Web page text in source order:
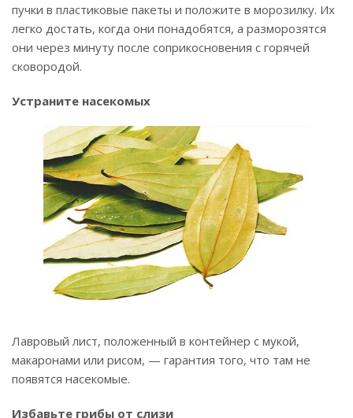
пучки в пластиковые пакеты и положите в морозилку. Их
легко достать, когда они понадобятся, а разморозятся
они через минуту после соприкосновения с горячей
сковородой.
Устраните насекомых
Лавровый лист, положенный в контейнер с мукой,
макаронами или рисом, — гарантия того, что там не
появятся насекомые.
Избавьте грибы от слизи